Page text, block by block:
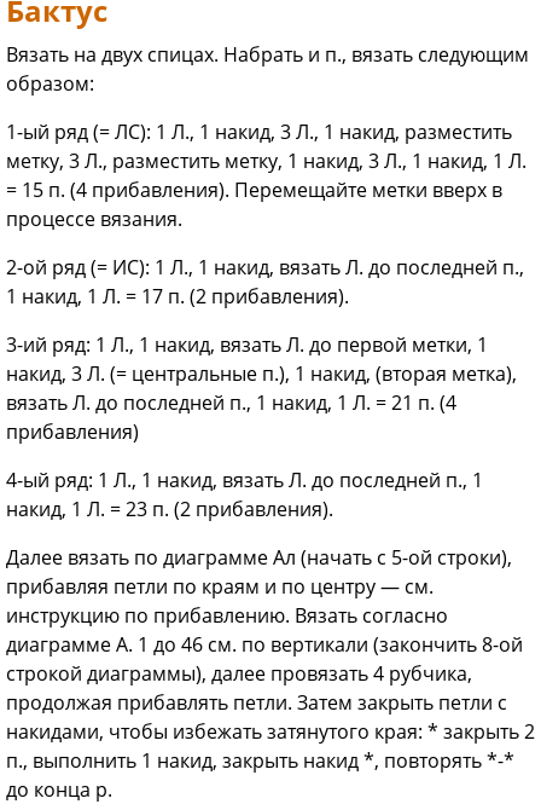
Бактус
Вязать на двух спицах. Набрать и п., вязать следующим
образом:
1-ый ряд (= ЛС): 1 Л., 1 накид, 3 Л., 1 накид, разместить
метку, 3 Л., разместить метку, 1 накид, 3 Л., 1 накид, 1 Л.
= 15 п. (4 прибавления). Перемещайте метки вверх в
процессе вязания.
2-ой ряд (= ИС): 1 Л., 1 накид, вязать Л. до последней п.,
1 накид, 1 Л. = 17 п. (2 прибавления).
3-ий ряд: 1 Л., 1 накид, вязать Л. до первой метки, 1
накид, 3 Л. (= центральные п.), 1 накид, (вторая метка),
вязать Л. до последней п., 1 накид, 1 Л. = 21 п. (4
прибавления)
4-ый ряд: 1 Л., 1 накид, вязать Л. до последней п., 1
накид, 1 Л. = 23 п. (2 прибавления).
Далее вязать по диаграмме Ал (начать с 5-ой строки),
прибавляя петли по краям и по центру — см.
инструкцию по прибавлению. Вязать согласно
диаграмме А. 1 до 46 см. по вертикали (закончить 8-ой
строкой диаграммы), далее провязать 4 рубчика,
продолжая прибавлять петли. Затем закрыть петли с
накидами, чтобы избежать затянутого края: * закрыть 2
п., выполнить 1 накид, закрыть накид *, повторять *-*
до конца р.